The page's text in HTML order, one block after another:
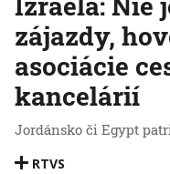
zájazdy,
asociácie
kancelárií
Jordánsko či Egypt
RTVS